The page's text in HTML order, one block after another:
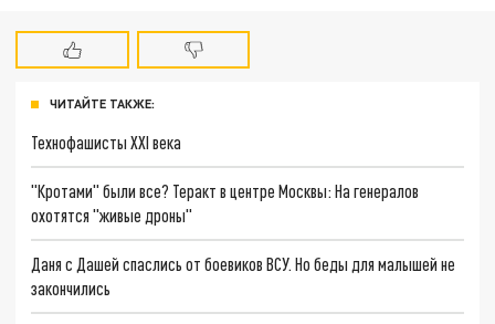
ЧИТАЙТЕ ТАКЖЕ:
Технофашисты XXI века
"Кротами" были все? Теракт в центре Москвы: На генералов
охотятся "живые дроны"
Даня с Дашей спаслись от боевиков ВСУ. Но беды для малышей не
закончились